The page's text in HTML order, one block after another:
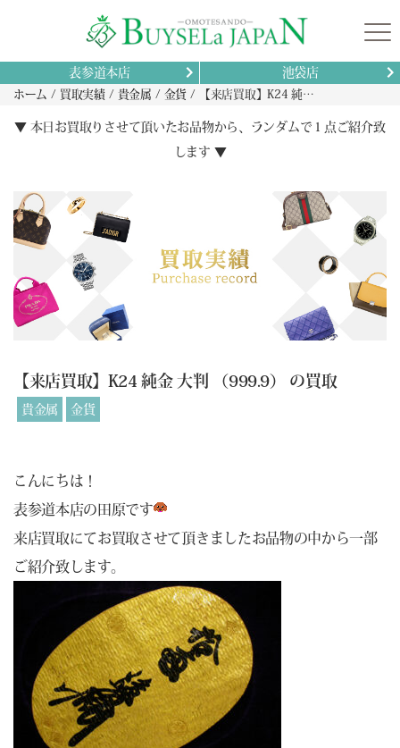
表参道本店 池袋店
ホーム 買取実績 貴金属 金貨 【来店買取】K24 純金 大判 （999.9） の買取
▼ 本日お買取りさせて頂いたお品物から、ランダムで１点ご紹介致
します ▼
【来店買取】K24 純金 大判 （999.9） の買取
貴金属 金貨
こんにちは！
表参道本店の田原です
来店買取にてお買取させて頂きましたお品物の中から一部
ご紹介致します。